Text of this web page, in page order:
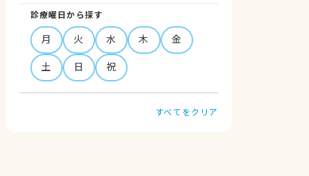
診療曜日から探す
月 火 水 木
金
土
日 祝
すべてをクリア